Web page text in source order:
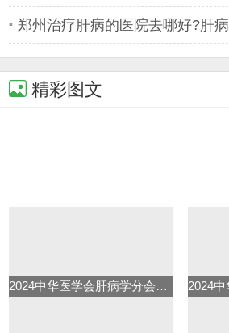
哪些
郑州治疗肝病的医院去哪好?肝
精彩图文
2024中华医学会肝病学分会学术年